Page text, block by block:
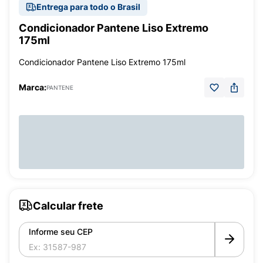
Entrega para todo o Brasil
Condicionador Pantene Liso Extremo
175ml
Condicionador Pantene Liso Extremo 175ml
Marca:PANTENE
Calcular frete
Informe seu CEP